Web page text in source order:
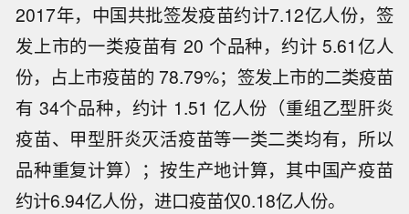
2017年，中国共批签发疫苗约计7.12亿人份，签
发上市的一类疫苗有 20 个品种，约计 5.61亿人
份，占上市疫苗的 78.79%；签发上市的二类疫苗
有 34个品种，约计 1.51 亿人份（重组乙型肝炎
疫苗、甲型肝炎灭活疫苗等一类二类均有，所以
品种重复计算）；按生产地计算，其中国产疫苗
约计6.94亿人份，进口疫苗仅0.18亿人份。